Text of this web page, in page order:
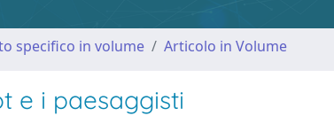
specifico in volume Articolo in Volume
e i paesaggisti